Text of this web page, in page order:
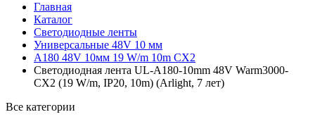
Главная
Каталог
Светодиодные ленты
Универсальные 48V 10 мм
A180 48V 10мм 19 W/m 10m CX2
Светодиодная лента UL-A180-10mm 48V Warm3000-
CX2 (19 W/m, IP20, 10m) (Arlight, 7 лет)
Все категории